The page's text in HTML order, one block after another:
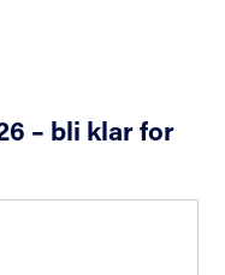
– bli klar for